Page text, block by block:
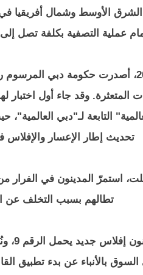
عملية التصفية بكلفة تصل إلى 14% من
التابعة لـ"دبي
تحديث إطار الإعسار والإفلاس
استمرّ المدينون في الفرار
تطالهم بسبب التخلف عن
وفي
بالأنباء عن بدء تطبيق